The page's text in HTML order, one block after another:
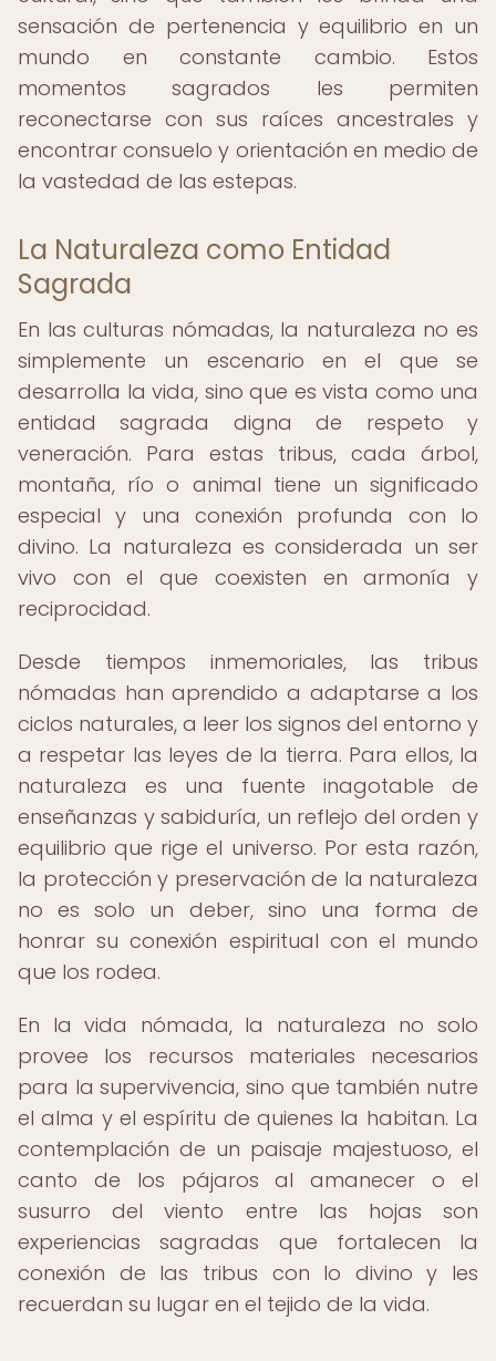
sensación de pertenencia y equilibrio en un
mundo en constante cambio. Estos
momentos sagrados les permiten
reconectarse con sus raíces ancestrales y
encontrar consuelo y orientación en medio de
la vastedad de las estepas.
La Naturaleza como Entidad
Sagrada
En las culturas nómadas, la naturaleza no es
simplemente un escenario en el que se
desarrolla la vida, sino que es vista como una
entidad sagrada digna de respeto y
veneración. Para estas tribus, cada árbol,
montaña, río o animal tiene un significado
especial y una conexión profunda con lo
divino. La naturaleza es considerada un ser
vivo con el que coexisten en armonía y
reciprocidad.
Desde tiempos inmemoriales, las tribus
nómadas han aprendido a adaptarse a los
ciclos naturales, a leer los signos del entorno y
a respetar las leyes de la tierra. Para ellos, la
naturaleza es una fuente inagotable de
enseñanzas y sabiduría, un reflejo del orden y
equilibrio que rige el universo. Por esta razón,
la protección y preservación de la naturaleza
no es solo un deber, sino una forma de
honrar su conexión espiritual con el mundo
que los rodea.
En la vida nómada, la naturaleza no solo
provee los recursos materiales necesarios
para la supervivencia, sino que también nutre
el alma y el espíritu de quienes la habitan. La
contemplación de un paisaje majestuoso, el
canto de los pájaros al amanecer o el
susurro del viento entre las hojas son
experiencias sagradas que fortalecen la
conexión de las tribus con lo divino y les
recuerdan su lugar en el tejido de la vida.